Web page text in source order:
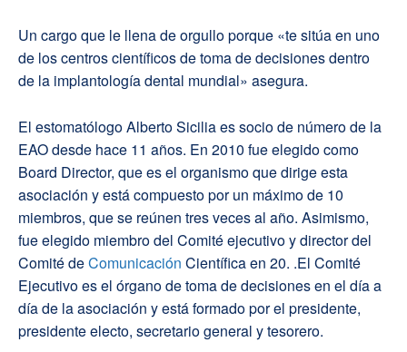
Un cargo que le llena de orgullo porque «te sitúa en uno
de los centros científicos de toma de decisiones dentro
de la implantología dental mundial» asegura.
El estomatólogo Alberto Sicilia es socio de número de la
EAO desde hace 11 años. En 2010 fue elegido como
Board Director, que es el organismo que dirige esta
asociación y está compuesto por un máximo de 10
miembros, que se reúnen tres veces al año. Asimismo,
fue elegido miembro del Comité ejecutivo y director del
Comité deComunicación Científica en 20. .El Comité
Ejecutivo es el órgano de toma de decisiones en el día a
día de la asociación y está formado por el presidente,
presidente electo, secretario general y tesorero.